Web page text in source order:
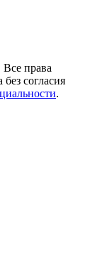
права
согласия
.